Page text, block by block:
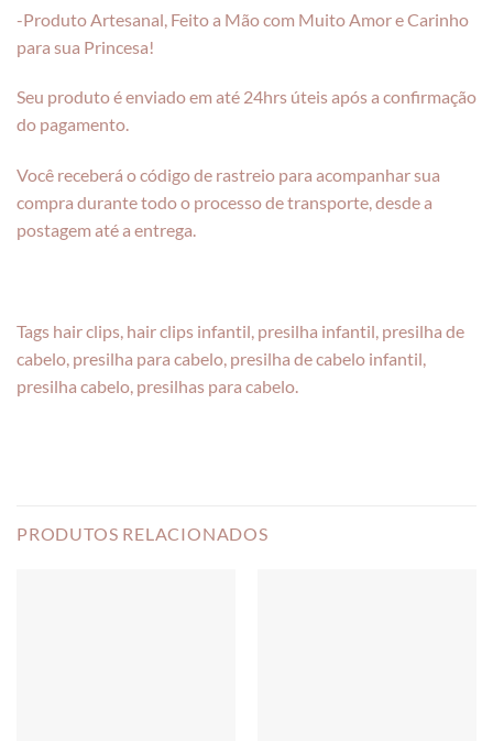
-Produto Artesanal, Feito a Mão com Muito Amor e Carinho
para sua Princesa!
Seu produto é enviado em até 24hrs úteis após a confirmação
do pagamento.
Você receberá o código de rastreio para acompanhar sua
compra durante todo o processo de transporte, desde a
postagem até a entrega.
Tags hair clips, hair clips infantil, presilha infantil, presilha de
cabelo, presilha para cabelo, presilha de cabelo infantil,
presilha cabelo, presilhas para cabelo.
PRODUTOS RELACIONADOS